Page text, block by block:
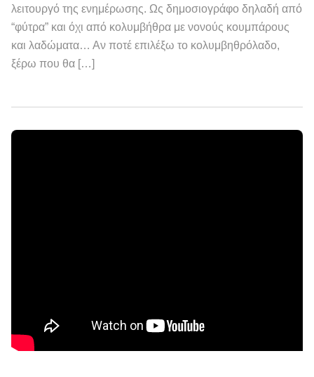
λειτουργό της ενημέρωσης. Ως δημοσιογράφο δηλαδή από
“φύτρα” και όχι από κολυμβήθρα με νονούς κουμπάρους
και λαδώματα… Αν ποτέ επιλέξω το κολυμβηθρόλαδο,
ξέρω που θα […]